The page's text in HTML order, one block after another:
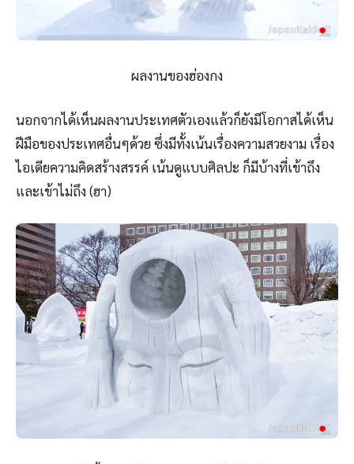
ผลงานของฮ่องกง
นอกจากได้เห็นผลงานประเทศตัวเองแล้วก็ยังมีโอกาสได้เห็น
ฝีมือของประเทศอื่นๆด้วย ซึ่งมีทั้งเน้นเรื่องความสวยงาม เรื่อง
ไอเดียความคิดสร้างสรรค์ เน้นดูแบบศิลปะ ก็มีบ้างที่เข้าถึง
และเข้าไม่ถึง (ฮา)